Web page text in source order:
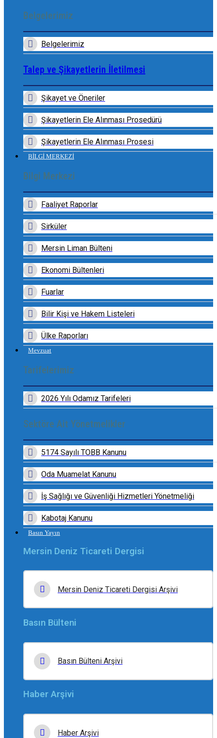
Belgelerimiz
Belgelerimiz
Talep ve Şikayetlerin İletilmesi
Şikayet ve Öneriler
Şikayetlerin Ele Alınması Prosedürü
Şikayetlerin Ele Alınması Prosesi
BİLGİ MERKEZİ
Bilgi Merkezi
Faaliyet Raporlar
Sirküler
Mersin Liman Bülteni
Ekonomi Bültenleri
Fuarlar
Bilir Kişi ve Hakem Listeleri
Ülke Raporları
Mevzuat
Tarifelerimiz
2026 Yılı Odamız Tarifeleri
Sektöre Ait Yönetmelikler
5174 Sayılı TOBB Kanunu
Oda Muamelat Kanunu
İş Sağlığı ve Güvenliği Hizmetleri Yönetmeliği
Kabotaj Kanunu
Basın Yayın
Mersin Deniz Ticareti Dergisi
Mersin Deniz Ticareti Dergisi Arşivi
Basın Bülteni
Basın Bülteni Arşivi
Haber Arşivi
Haber Arşivi